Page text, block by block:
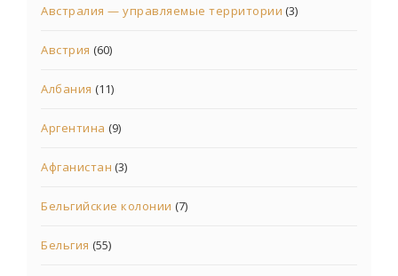
Австралия — управляемые территории (3)
Австрия (60)
Албания (11)
Аргентина (9)
Афганистан (3)
Бельгийские колонии (7)
Бельгия (55)